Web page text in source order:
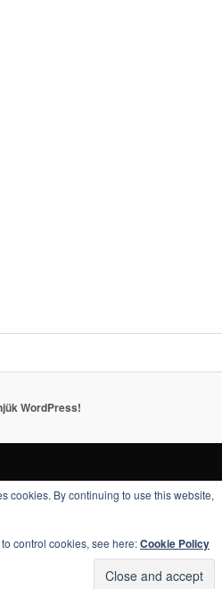
WordPress!
cookies. By continuing to use this website,
control cookies, see here:Cookie Policy